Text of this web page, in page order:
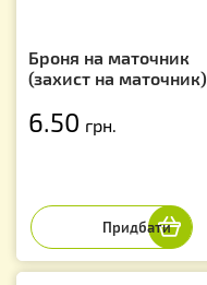
Броня на маточник
(захист на маточник)
6.50 грн.